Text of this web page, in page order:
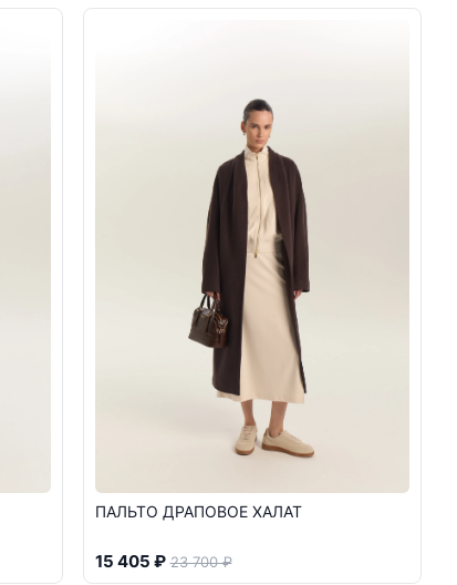
ПАЛЬТО ДРАПОВОЕ ХАЛАТ
15 405 ₽ 23 700 ₽